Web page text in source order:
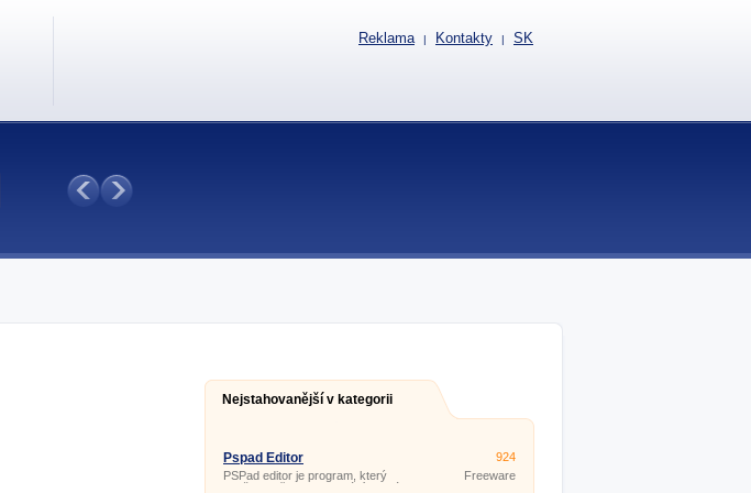
Nejstahovanější v kategorii
Pspad Editor
PSPad editor je program, který
využijete při programování ale dá a
924
Freeware
Reklama | Kontakty | SK